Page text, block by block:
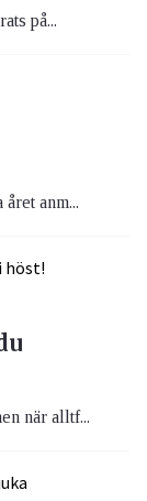
på...
anm...
när alltf...